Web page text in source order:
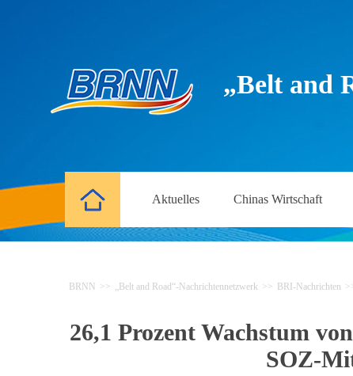
„Belt and
Aktuelles Chinas Wirtschaft
BRNN >> „Belt and Road“-Nachrichtennetzwerk >> BRI-Nachrichten
26,1 Prozent Wachstum
SOZ-